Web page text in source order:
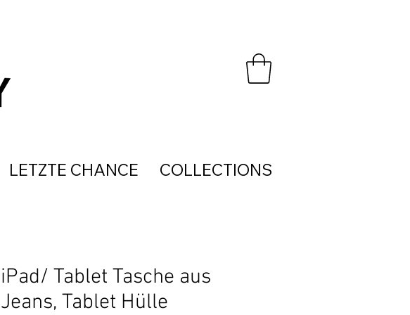
LETZTE CHANCE COLLECTIONS
iPad/ Tablet Tasche aus
Jeans, Tablet Hülle